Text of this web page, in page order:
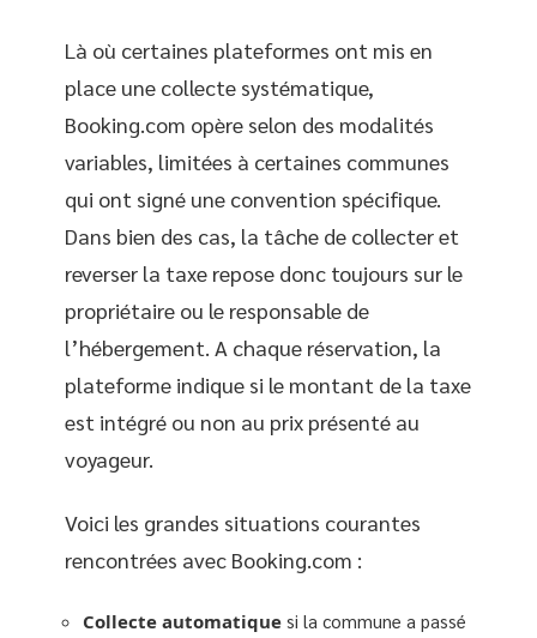
Là où certaines plateformes ont mis en
place une collecte systématique,
Booking.com opère selon des modalités
variables, limitées à certaines communes
qui ont signé une convention spécifique.
Dans bien des cas, la tâche de collecter et
reverser la taxe repose donc toujours sur le
propriétaire ou le responsable de
l’hébergement. A chaque réservation, la
plateforme indique si le montant de la taxe
est intégré ou non au prix présenté au
voyageur.
Voici les grandes situations courantes
rencontrées avec Booking.com :
Collecte automatique si la commune a passé